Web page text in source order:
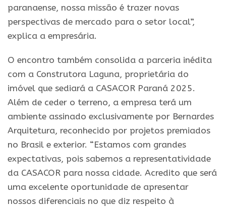
paranaense, nossa missão é trazer novas
perspectivas de mercado para o setor local”,
explica a empresária.
O encontro também consolida a parceria inédita
com a Construtora Laguna, proprietária do
imóvel que sediará a CASACOR Paraná 2025.
Além de ceder o terreno, a empresa terá um
ambiente assinado exclusivamente por Bernardes
Arquitetura, reconhecido por projetos premiados
no Brasil e exterior. “Estamos com grandes
expectativas, pois sabemos a representatividade
da CASACOR para nossa cidade. Acredito que será
uma excelente oportunidade de apresentar
nossos diferenciais no que diz respeito à